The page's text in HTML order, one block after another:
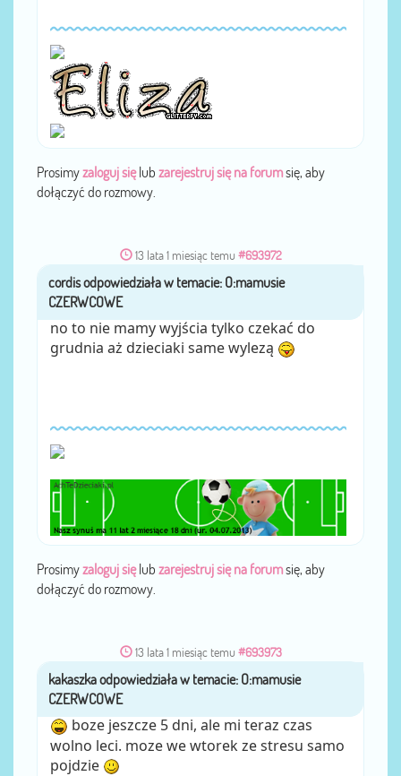
Prosimyzaloguj sięlub zarejestruj się na forumsię, aby
dołączyć do rozmowy.
13 lata 1 miesiąc temu #693972
przezcordis
no to nie mamy wyjścia tylko czekać do
grudnia aż dzieciaki same wylezą
Prosimyzaloguj sięlub zarejestruj się na forumsię, aby
dołączyć do rozmowy.
13 lata 1 miesiąc temu #693973
przezkakaszka
boze jeszcze 5 dni, ale mi teraz czas
wolno leci. moze we wtorek ze stresu samo
pojdzie